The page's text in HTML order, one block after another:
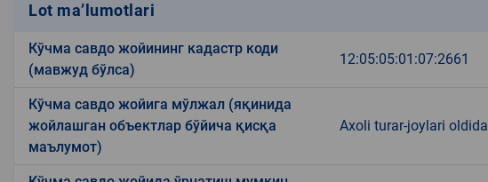
Lot ma’lumotlari
Кўчма савдо жойининг кадастр коди
(мавжуд бўлса)
12:05:05:01:07:2661
Кўчма савдо жойига мўлжал (яқинида
жойлашган объектлар бўйича қисқа
маълумот)
Axoli turar-joylari oldida